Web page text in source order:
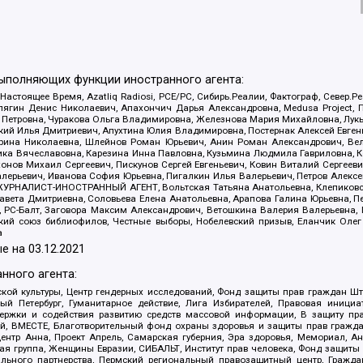
функции иностранного агента:
Время, Azatliq Radiosi, PCE/PC, Сибирь.Реалии, Фактограф,
Денис Николаевич, Апахончич Дарья Александровна, Medusa
Чуракова Ольга Владимировна, Железнова Мария Михайловна,
Илья Дмитриевич, Апухтина Юлия Владимировна, Постернак Алексей
Николаевна, Шлейнов Роман Юрьевич, Анин Роман Александрович,
Вячеславовна, Карезина Инна Павловна, Кузьмина Людмила
Михаил Сергеевич, Пискунов Сергей Евгеньевич, Ковин Виталий
Иванова София Юрьевна, Пигалкин Илья Валерьевич, Петров
ИНОСТРАННЫЙ АГЕНТ, Вольтская Татьяна Анатольевна,
Дмитриевна, Соловьева Елена Анатольевна, Арапова Галина
Балт, Заговора Максим Александрович, Ветошкина Валерия
союз библиофилов, Честные выборы, Нобелевский призыв, Еланчик
на03.12.2021
агента:
культуры, Центр гендерных исследований, Фонд защиты прав граждан
Гуманитарное действие, Лига Избирателей, Правовая
и содействия развитию средств массовой информации, В защиту
ВМЕСТЕ, Благотворительный фонд охраны здоровья и защиты прав
Анна, Проект Апрель, Самарская губерния, Эра здоровья, Мемориал,
группа, Женщины Евразии, СИБАЛЬТ, Институт прав человека, Фонд защиты
партнерства, Пермский региональный правозащитный центр,